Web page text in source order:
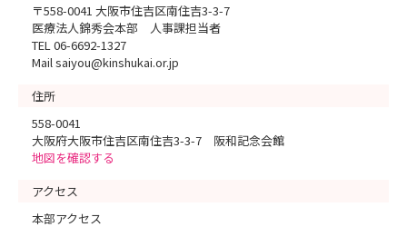
〒558-0041 大阪市住吉区南住吉3-3-7
医療法人錦秀会本部 人事課担当者
TEL 06-6692-1327
Mail saiyou@kinshukai.or.jp
住所
558-0041
大阪府大阪市住吉区南住吉3-3-7 阪和記念会館
地図を確認する
アクセス
本部アクセス